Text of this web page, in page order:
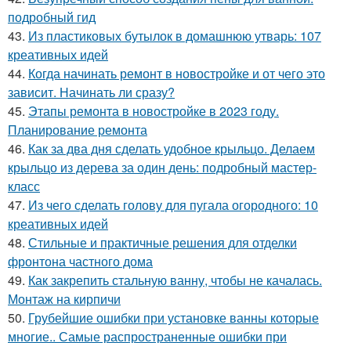
подробный гид
43. Из пластиковых бутылок в домашнюю утварь: 107
креативных идей
44. Когда начинать ремонт в новостройке и от чего это
зависит. Начинать ли сразу?
45. Этапы ремонта в новостройке в 2023 году.
Планирование ремонта
46. Как за два дня сделать удобное крыльцо. Делаем
крыльцо из дерева за один день: подробный мастер-
класс
47. Из чего сделать голову для пугала огородного: 10
креативных идей
48. Стильные и практичные решения для отделки
фронтона частного дома
49. Как закрепить стальную ванну, чтобы не качалась.
Монтаж на кирпичи
50. Грубейшие ошибки при установке ванны которые
многие.. Самые распространенные ошибки при